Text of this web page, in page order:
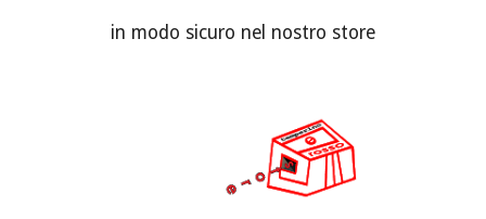
in modo sicuro nel nostro store